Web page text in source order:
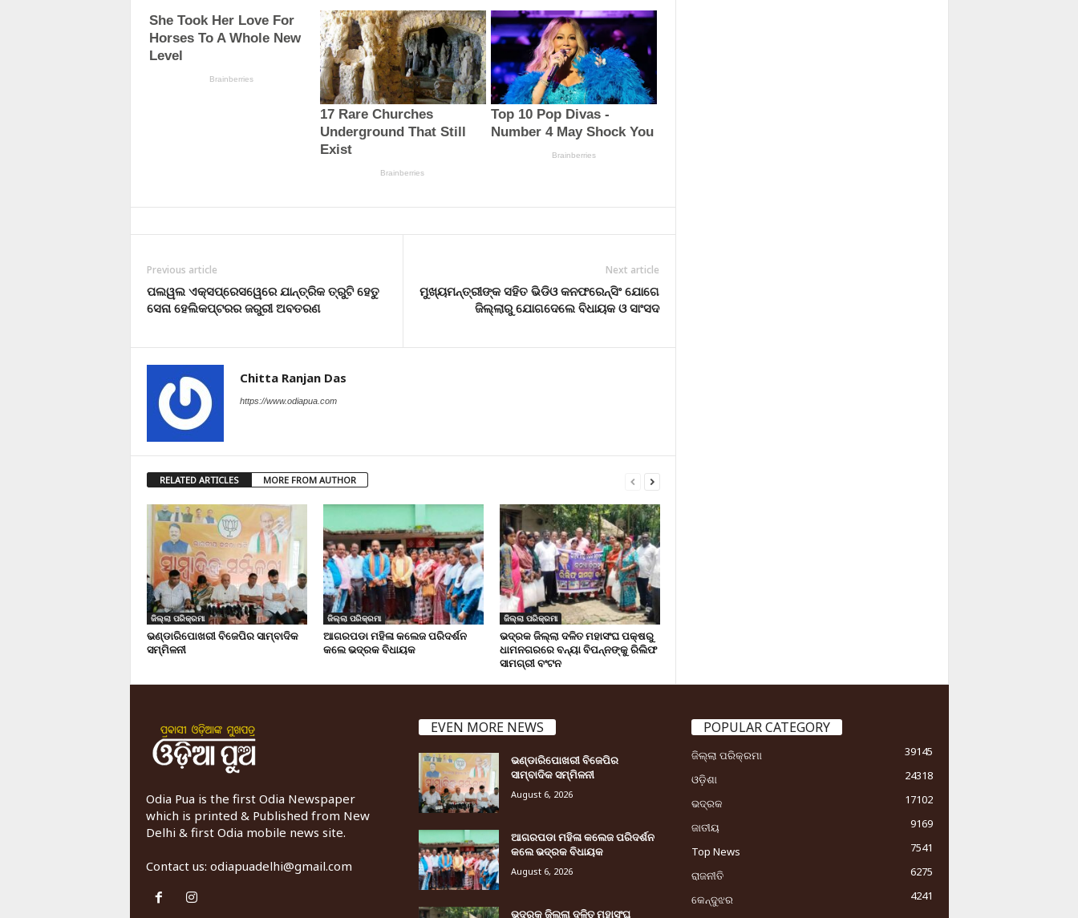
Previous article
ପଲୱଲ ଏକ୍ସପ୍ରେସୱେରେ ଯାନ୍ତ୍ରିକ ତ୍ରୁଟି ହେତୁ
ସେନା ହେଲିକପ୍ଟରର ଜରୁରୀ ଅବତରଣ
Next article
ମୁଖ୍ୟମନ୍ତ୍ରୀଙ୍କ ସହିତ ଭିଡିଓ କନଫରେନ୍ସିଂ ଯୋଗେ
ଜିଲ୍ଲାରୁ ଯୋଗଦେଲେ ବିଧାୟକ ଓ ସାଂସଦ
Chitta Ranjan Das
https://www.odiapua.com
RELATED ARTICLES MORE FROM AUTHOR
ଜିଲ୍ଲା ପରିକ୍ରମା
ଭଣ୍ଡାରିପୋଖରୀ ବିଜେପିର ସାମ୍ବାଦିକ
ସମ୍ମିଳନୀ
ଜିଲ୍ଲା ପରିକ୍ରମା
ଆଗରପଡା ମହିଳା କଲେଜ ପରିଦର୍ଶନ
କଲେ ଭଦ୍ରକ ବିଧାୟକ
ଜିଲ୍ଲା ପରିକ୍ରମା
ଭଦ୍ରକ ଜିଲ୍ଲା ଦଳିତ ମହାସଂଘ ପକ୍ଷରୁ
ଧାମନଗରରେ ବନ୍ୟା ବିପନ୍ନଙ୍କୁ ରିଲିଫ
ସାମଗ୍ରୀ ବଂଟନ
Odia Pua is the first Odia Newspaper
which is printed & Published from New
Delhi & first Odia mobile news site.
Contact us: odiapuadelhi@gmail.com
EVEN MORE NEWS
ଭଣ୍ଡାରିପୋଖରୀ ବିଜେପିର
ସାମ୍ବାଦିକ ସମ୍ମିଳନୀ
August 6, 2026
ଆଗରପଡା ମହିଳା କଲେଜ ପରିଦର୍ଶନ
କଲେ ଭଦ୍ରକ ବିଧାୟକ
August 6, 2026
ଭଦ୍ରକ ଜିଲ୍ଲା ଦଳିତ ମହାସଂଘ
POPULAR CATEGORY
ଜିଲ୍ଲା ପରିକ୍ରମା
39145
ଓଡ଼ିଶା
24318
ଭଦ୍ରକ
17102
ଜାତୀୟ
9169
Top News
7541
ରାଜନୀତି
6275
କେନ୍ଦୁଝର
4241